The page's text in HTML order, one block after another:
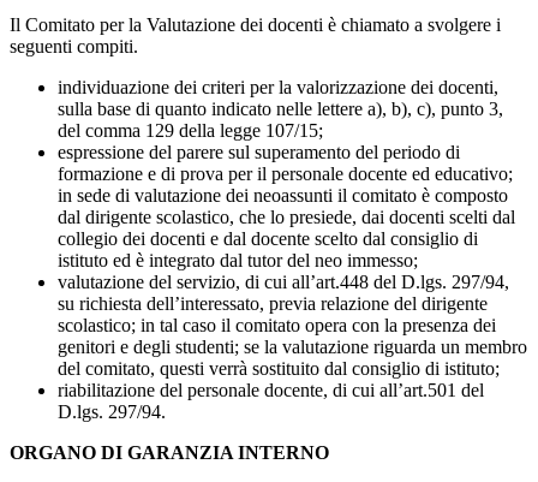
Il Comitato per la Valutazione dei docenti è chiamato a svolgere i
seguenti compiti.
individuazione dei criteri per la valorizzazione dei docenti,
sulla base di quanto indicato nelle lettere a), b), c), punto 3,
del comma 129 della legge 107/15;
espressione del parere sul superamento del periodo di
formazione e di prova per il personale docente ed educativo;
in sede di valutazione dei neoassunti il comitato è composto
dal dirigente scolastico, che lo presiede, dai docenti scelti dal
collegio dei docenti e dal docente scelto dal consiglio di
istituto ed è integrato dal tutor del neo immesso;
valutazione del servizio, di cui all’art.448 del D.lgs. 297/94,
su richiesta dell’interessato, previa relazione del dirigente
scolastico; in tal caso il comitato opera con la presenza dei
genitori e degli studenti; se la valutazione riguarda un membro
del comitato, questi verrà sostituito dal consiglio di istituto;
riabilitazione del personale docente, di cui all’art.501 del
D.lgs. 297/94.
ORGANO DI GARANZIA INTERNO